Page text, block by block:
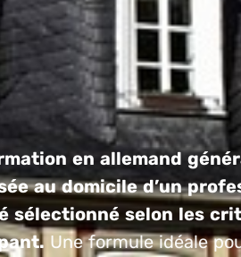
en allemand
au domicile d’un
sélectionné selon les
Une formule idéale